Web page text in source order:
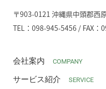
〒903-0121 沖縄県中頭郡西
TEL：098-945-5456 / FAX：
会社案内 COMPANY
サービス紹介 SERVICE